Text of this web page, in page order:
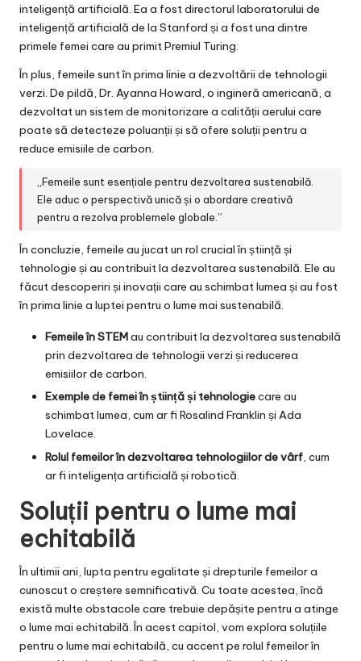
inteligență artificială. Ea a fost directorul laboratorului de
inteligență artificială de la Stanford și a fost una dintre
primele femei care au primit Premiul Turing.
În plus, femeile sunt în prima linie a dezvoltării de tehnologii
verzi. De pildă, Dr. Ayanna Howard, o ingineră americană, a
dezvoltat un sistem de monitorizare a calității aerului care
poate să detecteze poluanții și să ofere soluții pentru a
reduce emisiile de carbon.
„Femeile sunt esențiale pentru dezvoltarea sustenabilă.
Ele aduc o perspectivă unică și o abordare creativă
pentru a rezolva problemele globale.”
În concluzie, femeile au jucat un rol crucial în știință și
tehnologie și au contribuit la dezvoltarea sustenabilă. Ele au
făcut descoperiri și inovații care au schimbat lumea și au fost
în prima linie a luptei pentru o lume mai sustenabilă.
Femeile în STEMau contribuit la dezvoltarea sustenabilă
prin dezvoltarea de tehnologii verzi și reducerea
emisiilor de carbon.
Exemple de femei în știință și tehnologiecare au
schimbat lumea, cum ar fi Rosalind Franklin și Ada
Lovelace.
Rolul femeilor în dezvoltarea tehnologiilor de vârf , cum
ar fi inteligența artificială și robotică.
Soluții pentru o lume mai
echitabilă
În ultimii ani, lupta pentru egalitate și drepturile femeilor a
cunoscut o creștere semnificativă. Cu toate acestea, încă
există multe obstacole care trebuie depășite pentru a atinge
o lume mai echitabilă. În acest capitol, vom explora soluțiile
pentru o lume mai echitabilă, cu accent pe rolul femeilor în